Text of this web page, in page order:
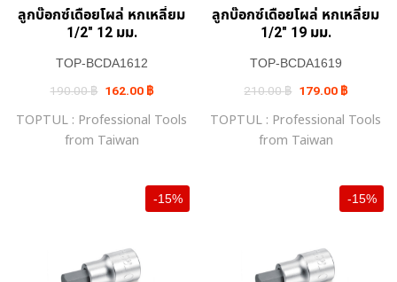
ลูกบ๊อกซ์เดือยโผล่ หกเหลี่ยม
1/2″ 12 มม.
TOP-BCDA1612
190.00฿ Original
price
190.00 ฿.
162.00 ฿Current
price
162.00 ฿.
TOPTUL : Professional Tools
from Taiwan
ลูกบ๊อกซ์เดือยโผล่ หกเหลี่ยม
1/2″ 19 มม.
TOP-BCDA1619
210.00฿ Original
price
210.00 ฿.
179.00 ฿Current
price
179.00 ฿.
TOPTUL : Professional Tools
from Taiwan
-15% -15%